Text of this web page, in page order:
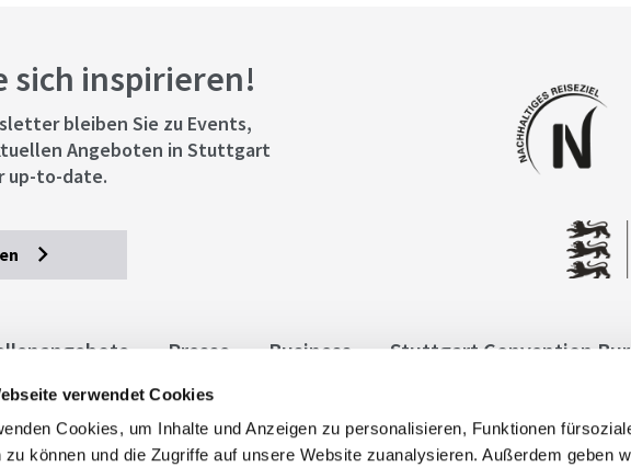
verwendet Cookies
Cookies, um Inhalte und Anzeigen zu personalisieren, Funktionen
zu können und die Zugriffe auf unsere Website zuanalysieren. Außerdem geben
sich inspirieren!
bleiben Sie zu Events,
Angeboten in Stuttgart
up-to-date.
Presse Business Stuttgart Convention
Barrierefreiheit